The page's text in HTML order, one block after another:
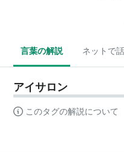
言葉の解説 ネットで
アイサロン
このタグの解説について